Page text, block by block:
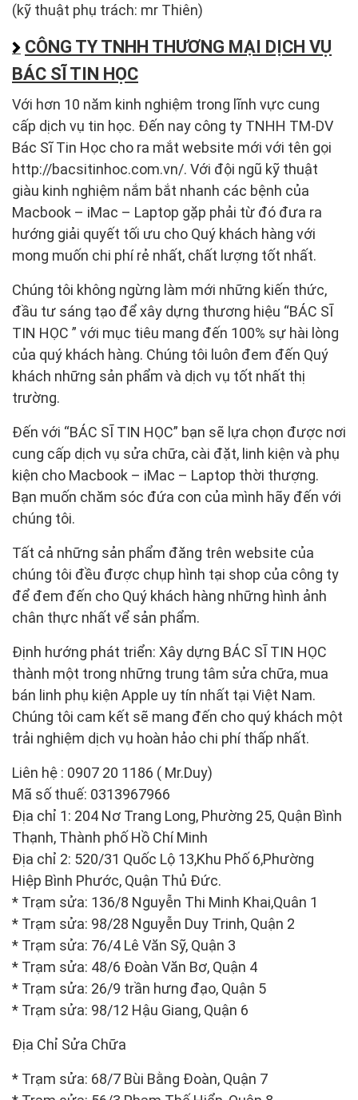
(kỹ thuật phụ trách: mr Thiên)
CÔNG TY TNHH THƯƠNG MẠI DỊCH VỤ
BÁC SĨ TIN HỌC
Với hơn 10 năm kinh nghiệm trong lĩnh vực cung
cấp dịch vụ tin học. Đến nay công ty TNHH TM-DV
Bác Sĩ Tin Học cho ra mắt website mới với tên gọi
http://bacsitinhoc.com.vn/. Với đội ngũ kỹ thuật
giàu kinh nghiệm nắm bắt nhanh các bệnh của
Macbook – iMac – Laptop gặp phải từ đó đưa ra
hướng giải quyết tối ưu cho Quý khách hàng với
mong muốn chi phí rẻ nhất, chất lượng tốt nhất.
Chúng tôi không ngừng làm mới những kiến thức,
đầu tư sáng tạo để xây dựng thương hiệu “BÁC SĨ
TIN HỌC ” với mục tiêu mang đến 100% sự hài lòng
của quý khách hàng. Chúng tôi luôn đem đến Quý
khách những sản phẩm và dịch vụ tốt nhất thị
trường.
Đến với “BÁC SĨ TIN HỌC” bạn sẽ lựa chọn được nơi
cung cấp dịch vụ sửa chữa, cài đặt, linh kiện và phụ
kiện cho Macbook – iMac – Laptop thời thượng.
Bạn muốn chăm sóc đứa con của mình hãy đến với
chúng tôi.
Tất cả những sản phẩm đăng trên website của
chúng tôi đều được chụp hình tại shop của công ty
để đem đến cho Quý khách hàng những hình ảnh
chân thực nhất vể sản phẩm.
Định hướng phát triển: Xây dựng BÁC SĨ TIN HỌC
thành một trong những trung tâm sửa chữa, mua
bán linh phụ kiện Apple uy tín nhất tại Việt Nam.
Chúng tôi cam kết sẽ mang đến cho quý khách một
trải nghiệm dịch vụ hoàn hảo chi phí thấp nhất.
Liên hệ : 0907 20 1186 ( Mr.Duy)
Mã số thuế: 0313967966
Địa chỉ 1: 204 Nơ Trang Long, Phường 25, Quận Bình
Thạnh, Thành phố Hồ Chí Minh
Địa chỉ 2: 520/31 Quốc Lộ 13,Khu Phố 6,Phường
Hiệp Bình Phước, Quận Thủ Đức.
* Trạm sửa: 136/8 Nguyễn Thi Minh Khai,Quân 1
* Trạm sửa: 98/28 Nguyễn Duy Trinh, Quận 2
* Trạm sửa: 76/4 Lê Văn Sỹ, Quận 3
* Trạm sửa: 48/6 Đoàn Văn Bơ, Quận 4
* Trạm sửa: 26/9 trần hưng đạo, Quận 5
* Trạm sửa: 98/12 Hậu Giang, Quận 6
Địa Chỉ Sửa Chữa
* Trạm sửa: 68/7 Bùi Bằng Đoàn, Quận 7